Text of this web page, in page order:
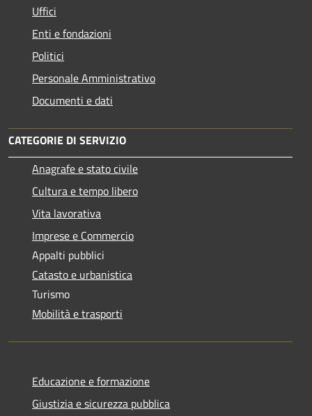
Uffici
Enti e fondazioni
Politici
Personale Amministrativo
Documenti e dati
CATEGORIE DI SERVIZIO
Anagrafe e stato civile
Cultura e tempo libero
Vita lavorativa
Imprese e Commercio
Appalti pubblici
Catasto e urbanistica
Turismo
Mobilità e trasporti
Educazione e formazione
Giustizia e sicurezza pubblica